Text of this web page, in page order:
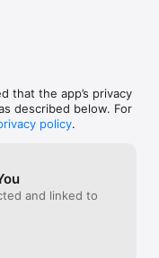
that the app’s privacy
described below. For
policy.
and linked to